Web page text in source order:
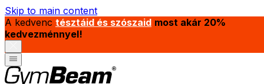
Skip to main content
A kedvenc tésztáid és szószaid most akár 20%
kedvezménnyel!